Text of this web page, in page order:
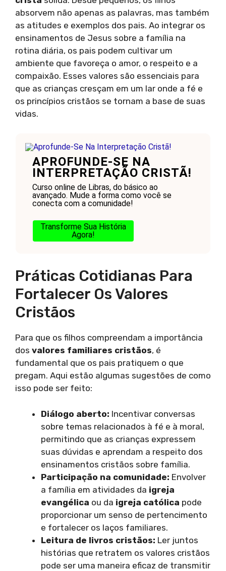
absorvem não apenas as palavras, mas também
as atitudes e exemplos dos pais. Ao integrar os
ensinamentos de Jesus sobre a família na
rotina diária, os pais podem cultivar um
ambiente que favoreça o amor, o respeito e a
compaixão. Esses valores são essenciais para
que as crianças cresçam em um lar onde a fé e
os princípios cristãos se tornam a base de suas
vidas.
APROFUNDE-SE NA
INTERPRETAÇÃO CRISTÃ!
Curso online de Libras, do básico ao
avançado. Mude a forma como você se
conecta com a comunidade!
Transforme Sua História
Agora!
Práticas Cotidianas Para
Fortalecer Os Valores
Cristãos
Para que os filhos compreendam a importância
dos valores familiares cristãos, é
fundamental que os pais pratiquem o que
pregam. Aqui estão algumas sugestões de como
isso pode ser feito:
Diálogo aberto: Incentivar conversas
sobre temas relacionados à fé e à moral,
permitindo que as crianças expressem
suas dúvidas e aprendam a respeito dos
ensinamentos cristãos sobre família.
Participação na comunidade: Envolver
a família em atividades da igreja
evangélica ou da igreja católica pode
proporcionar um senso de pertencimento
e fortalecer os laços familiares.
Leitura de livros cristãos: Ler juntos
histórias que retratem os valores cristãos
pode ser uma maneira eficaz de transmitir